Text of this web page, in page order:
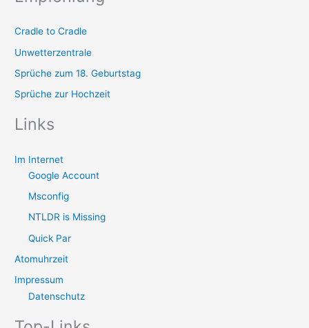
Cradle to Cradle
Unwetterzentrale
Sprüche zum 18. Geburtstag
Sprüche zur Hochzeit
Links
Im Internet
Google Account
Msconfig
NTLDR is Missing
Quick Par
Atomuhrzeit
Impressum
Datenschutz